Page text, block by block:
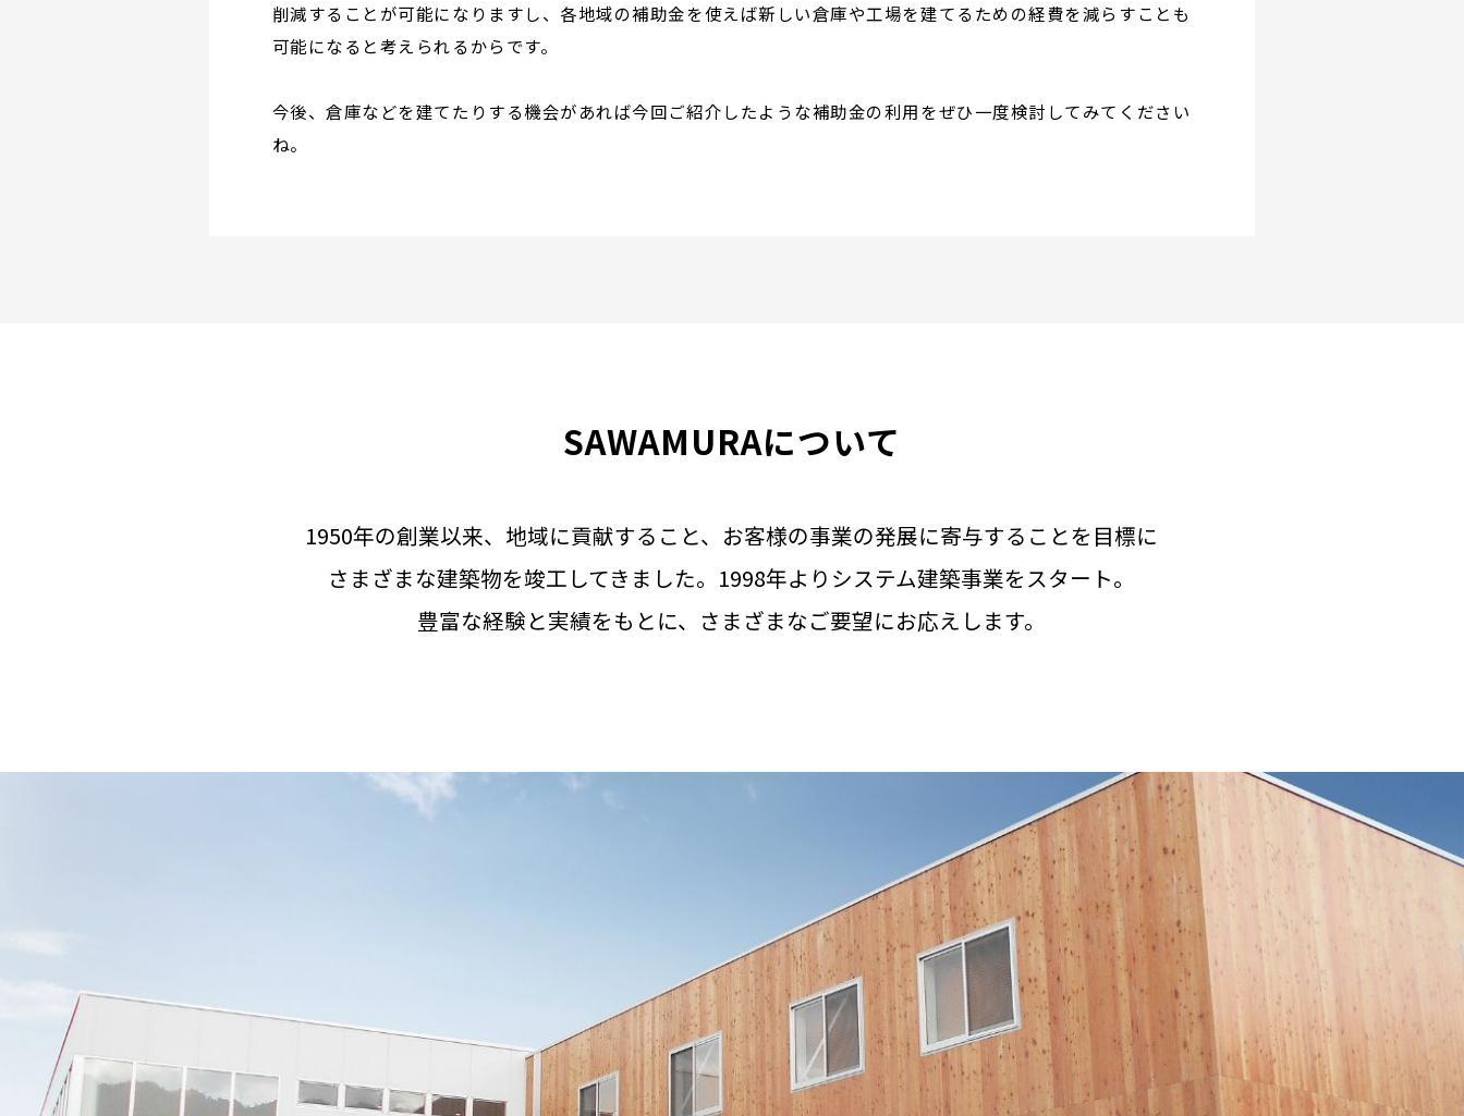
削減することが可能になりますし、各地域の補助金を使えば新しい倉庫や工場を建てるための経費を減らすことも
可能になると考えられるからです。
今後、倉庫などを建てたりする機会があれば今回ご紹介したような補助金の利用をぜひ一度検討してみてください
ね。
SAWAMURAについて
1950年の創業以来、地域に貢献すること、お客様の事業の発展に寄与することを目標に
さまざまな建築物を竣工してきました。1998年よりシステム建築事業をスタート。
豊富な経験と実績をもとに、さまざまなご要望にお応えします。